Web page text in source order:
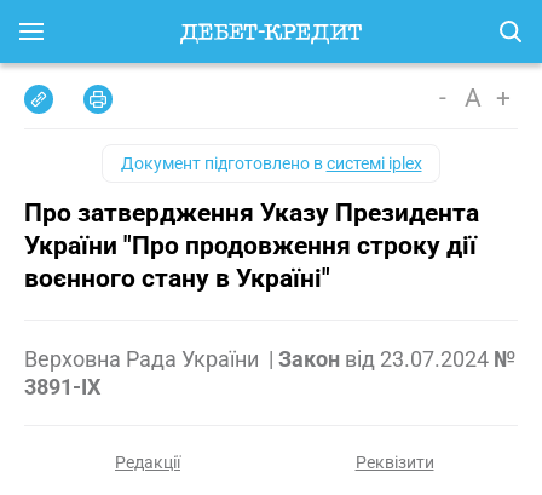
- A +
Документ підготовлено всистемі iplex
Про затвердження Указу Президента
України "Про продовження строку дії
воєнного стану в Україні"
Верховна Рада України | Закон від 23.07.2024 №
3891-IX
Редакції Реквізити